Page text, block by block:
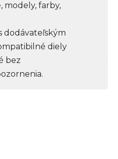
modely, farby,
dodávateľským
diely
bez